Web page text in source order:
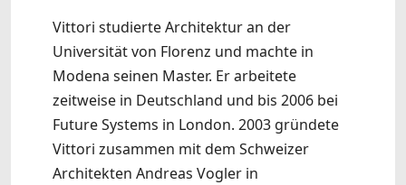
Vittori studierte Architektur an der
Universität von Florenz und machte in
Modena seinen Master. Er arbeitete
zeitweise in Deutschland und bis 2006 bei
Future Systems in London. 2003 gründete
Vittori zusammen mit dem Schweizer
Architekten Andreas Vogler in